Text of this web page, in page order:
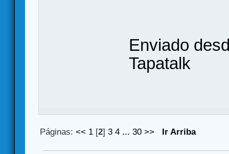
Enviado
Tapatalk
Páginas:<< 1 [2]3 4 ...30 >> Ir Arriba